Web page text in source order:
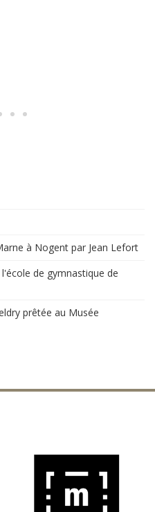
à Nogent par Jean Lefort
de gymnastique de
prêtée au Musée